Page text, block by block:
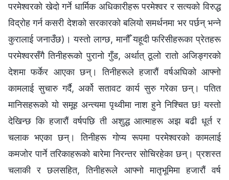
परमेश्‍वरको खेदो गर्ने धार्मिक अधिकारीहरू परमेश्‍वर र सत्यको विरुद्ध
विद्रोह गर्न कसरी देशको सरकारको बलियो समर्थनमा भर पर्छन् भन्‍ने
कुरालाई जनाउँछ)। यस्तो लाग्छ, मानौँ यहूदी फरिसीहरूका प्रेतहरू
परमेश्‍वरसँगै तिनीहरूको पुरानो गुँड, अर्थात् ठूलो रातो अजिङ्गरको
देशमा फर्केर आएका छन्। तिनीहरूले हजारौं वर्षअघिको आफ्नो
कामलाई सुचारु गर्दै, अर्को सतावट कार्य सुरु गरेका छन्। पतित
मानिसहरूको यो समूह अन्त्यमा पृथ्वीमा नाश हुने निश्‍चित छ! यस्तो
देखिन्छ कि हजारौं वर्षपछि ती अशुद्ध आत्माहरू अझ बढी धूर्त र
चलाक भएका छन्। तिनीहरू गोप्य रूपमा परमेश्‍वरको कामलाई
कमजोर पार्ने तरिकाहरूको बारेमा निरन्तर सोचिरहेका छन्। प्रशस्त
चलाकी र छलसहित, तिनीहरूले आफ्नो मातृभूमिमा हजारौं वर्ष